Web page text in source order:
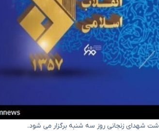
شهدای زنجانی روز سه شنبه برگزار می شود.